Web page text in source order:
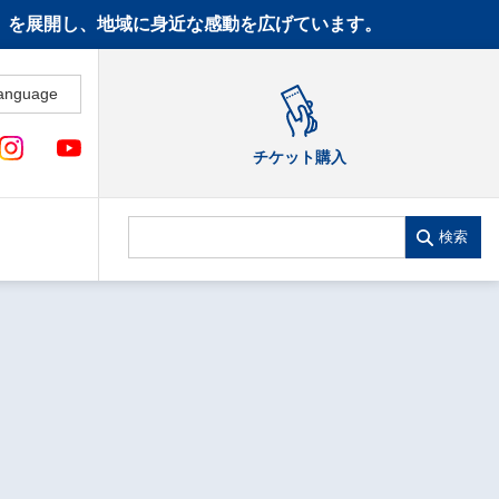
展開し、地域に身近な感動を広げています。
チケット購入
検索